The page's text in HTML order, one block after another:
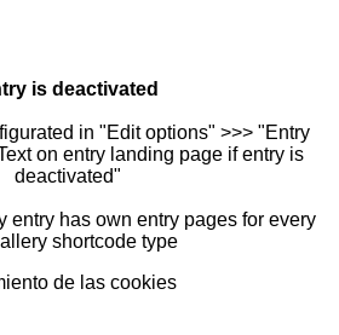
is deactivated
in "Edit options" >>> "Entry
on entry landing page if entry is
deactivated"
entry has own entry pages for every
shortcode type
de las cookies